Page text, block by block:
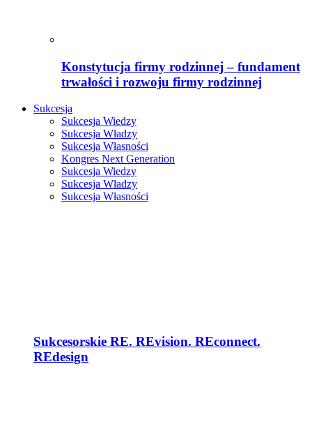
Konstytucja firmy rodzinnej – fundament
trwałości i rozwoju firmy rodzinnej
Sukcesja
Sukcesja Wiedzy
Sukcesja Władzy
Sukcesja Własności
Kongres Next Generation
Sukcesja Wiedzy
Sukcesja Władzy
Sukcesja Własności
Sukcesorskie RE. REvision. REconnect.
REdesign